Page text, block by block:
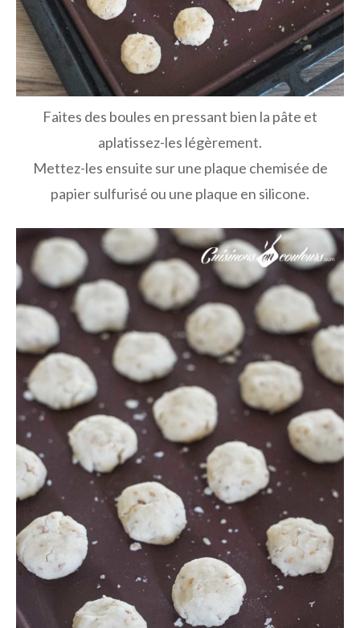
Faites des boules en pressant bien la pâte et
aplatissez-les légèrement.
Mettez-les ensuite sur une plaque chemisée de
papier sulfurisé ou une plaque en silicone.